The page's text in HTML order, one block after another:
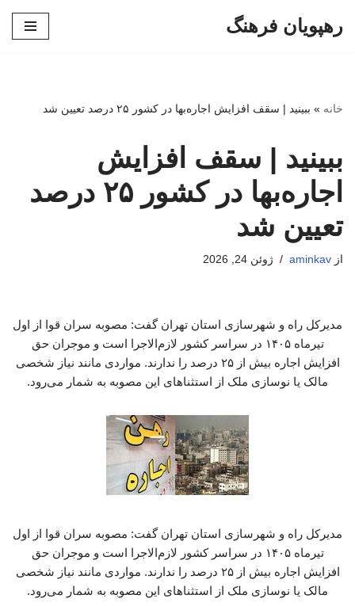
رهپویان فرهنگ
خانه » ببینید | سقف افزایش اجاره‌بها در کشور ۲۵ درصد تعیین شد
ببینید | سقف افزایش
اجاره‌بها در کشور ۲۵ درصد
تعیین شد
از aminkav ژوئن 24, 2026
مدیرکل راه و شهرسازی استان تهران گفت: مصوبه سران قوا از اول
تیرماه ۱۴۰۵ در سراسر کشور لازم‌الاجرا است و موجران حق
افزایش اجاره بیش از ۲۵ درصد را ندارند. مواردی مانند نیاز شخصی
مالک یا نوسازی ملک از استثناهای این مصوبه به شمار می‌رود.
مدیرکل راه و شهرسازی استان تهران گفت: مصوبه سران قوا از اول
تیرماه ۱۴۰۵ در سراسر کشور لازم‌الاجرا است و موجران حق
افزایش اجاره بیش از ۲۵ درصد را ندارند. مواردی مانند نیاز شخصی
مالک یا نوسازی ملک از استثناهای این مصوبه به شمار می‌رود.